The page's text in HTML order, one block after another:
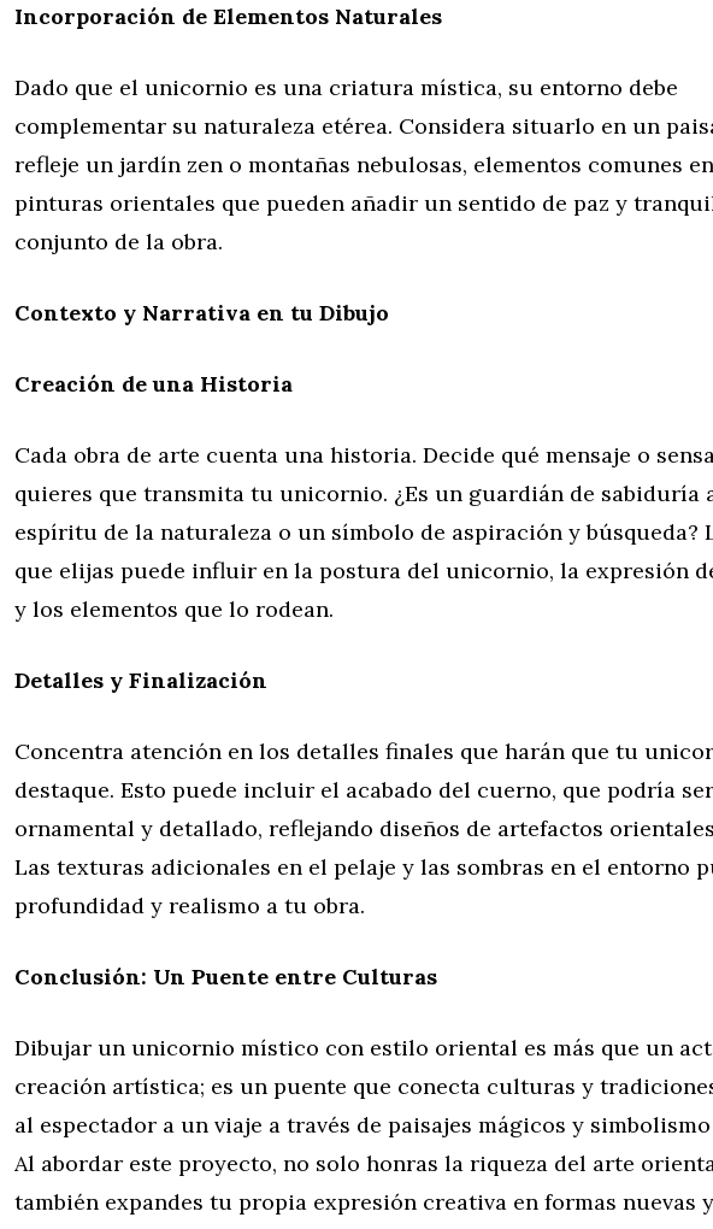
Incorporación de Elementos Naturales
Dado que el unicornio es una criatura mística, su entorno debe
complementar su naturaleza etérea. Considera situarlo en un
refleje un jardín zen o montañas nebulosas, elementos comunes
pinturas orientales que pueden añadir un sentido de paz y
conjunto de la obra.
Contexto y Narrativa en tu Dibujo
Creación de una Historia
Cada obra de arte cuenta una historia. Decide qué mensaje o
quieres que transmita tu unicornio. ¿Es un guardián de sabiduría
espíritu de la naturaleza o un símbolo de aspiración y búsqueda?
que elijas puede influir en la postura del unicornio, la expresión
y los elementos que lo rodean.
Detalles y Finalización
Concentra atención en los detalles finales que harán que tu
destaque. Esto puede incluir el acabado del cuerno, que podría ser
ornamental y detallado, reflejando diseños de artefactos
Las texturas adicionales en el pelaje y las sombras en el entorno
profundidad y realismo a tu obra.
Conclusión: Un Puente entre Culturas
Dibujar un unicornio místico con estilo oriental es más que un
creación artística; es un puente que conecta culturas y
al espectador a un viaje a través de paisajes mágicos y
Al abordar este proyecto, no solo honras la riqueza del arte
también expandes tu propia expresión creativa en formas nuevas y